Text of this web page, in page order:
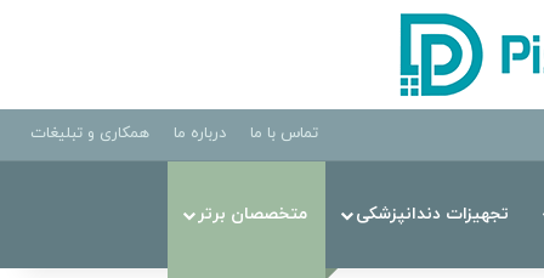
تماس با ما درباره ما همکاری و تبلیغات
تجهیزات دندانپزشکی متخصصان برتر